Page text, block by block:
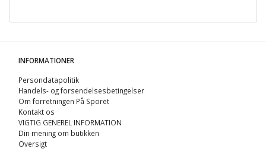
INFORMATIONER
Persondatapolitik
Handels- og forsendelsesbetingelser
Om forretningen På Sporet
Kontakt os
VIGTIG GENEREL INFORMATION
Din mening om butikken
Oversigt